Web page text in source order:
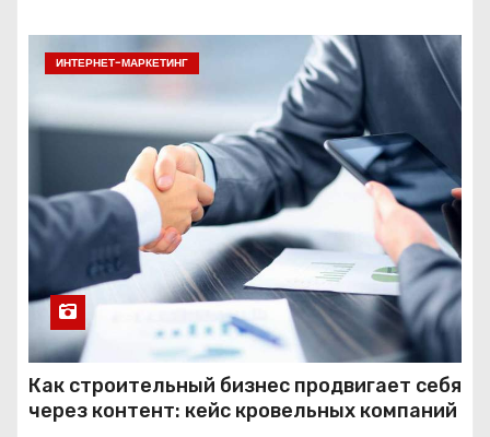
ИНТЕРНЕТ-МАРКЕТИНГ
Как строительный бизнес продвигает себя
через контент: кейс кровельных компаний